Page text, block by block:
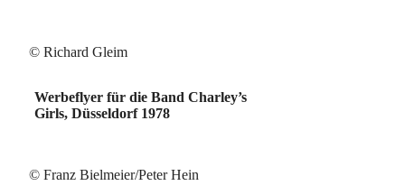
© Richard Gleim
Werbeflyer für die Band Charley’s
Girls, Düsseldorf 1978
© Franz Bielmeier/Peter Hein